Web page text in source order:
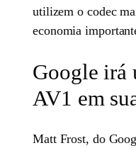
utilizem o codec
economia
Google irá
AV1 em
Matt Frost, do